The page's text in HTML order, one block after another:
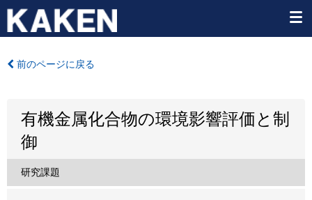
前のページに戻る
有機金属化合物の環境影響評価と制
御
研究課題